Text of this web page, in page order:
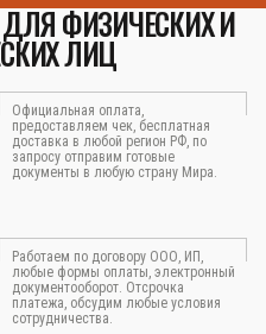
ФИЗИЧЕСКИХ И
ЛИЦ
Официальная оплата,
предоставляем чек, бесплатная
доставка в любой регион РФ, по
запросу отправим готовые
документы в любую страну Мира.
Работаем по договору ООО, ИП,
любые формы оплаты, электронный
документооборот. Отсрочка
платежа, обсудим любые условия
сотрудничества.